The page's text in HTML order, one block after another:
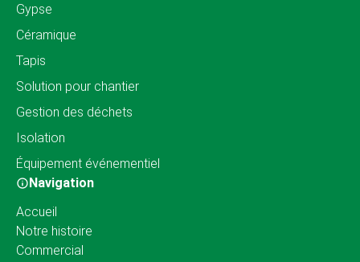
Gypse
Céramique
Tapis
Solution pour chantier
Gestion des déchets
Isolation
Équipement événementiel
Navigation
Accueil
Notre histoire
Commercial